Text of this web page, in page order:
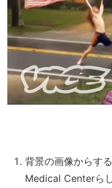
背景の画像からす
Medical Centerら